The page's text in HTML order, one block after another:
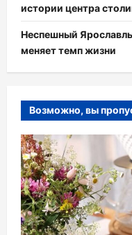
истории центра
Неспешный
меняет темп жизни
Возможно, вы